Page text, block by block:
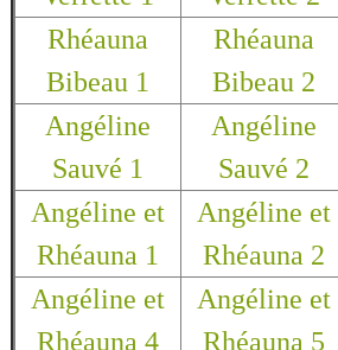
Rhéauna
Bibeau 1
Rhéauna
Bibeau 2
Angéline
Sauvé 1
Angéline
Sauvé 2
Angéline et
Rhéauna 1
Angéline et
Rhéauna 2
Angéline et
Rhéauna 4
Angéline et
Rhéauna 5